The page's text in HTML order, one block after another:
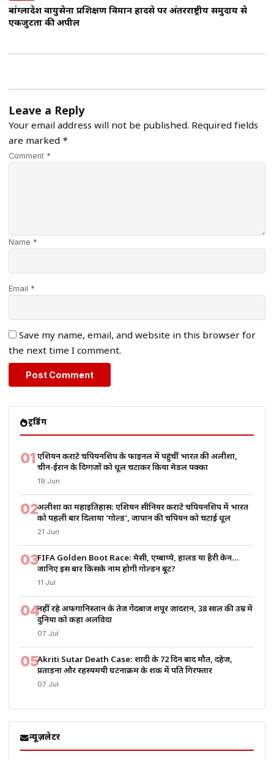
बांग्लादेश वायुसेना प्रशिक्षण विमान हादसे पर अंतरराष्ट्रीय समुदाय से
एकजुटता की अपील
Leave a Reply
Your email address will not be published. Required fields
are marked *
Comment *
Name *
Email *
Save my name, email, and website in this browser for
the next time I comment.
ट्रेंडिंग
01एशियन कराटे चैंपियनशिप के फाइनल में पहुंचीं भारत की अलीशा,
चीन-ईरान के दिग्गजों को धूल चटाकर किया मेडल पक्का
19 Jun
02अलीशा का महाइतिहास: एशियन सीनियर कराटे चैंपियनशिप में भारत
को पहली बार दिलाया ‘गोल्ड’, जापान की चैंपियन को चटाई धूल
21 Jun
03FIFA Golden Boot Race: मेसी, एम्बाप्पे, हालैंड या हैरी केन…
जानिए इस बार किसके नाम होगी गोल्डन बूट?
11 Jul
04नहीं रहे अफगानिस्तान के तेज गेंदबाज शपूर ज़ादरान, 38 साल की उम्र में
दुनिया को कहा अलविदा
07 Jul
05Akriti Sutar Death Case: शादी के 72 दिन बाद मौत, दहेज,
प्रताड़ना और रहस्यमयी घटनाक्रम के शक में पति गिरफ्तार
07 Jul
न्यूज़लेटर